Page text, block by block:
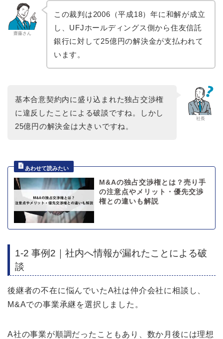
齋藤さん
この裁判は2006（平成18）年に和解が成立
し、UFJホールディングス側から住友信託
銀行に対して25億円の解決金が支払われて
います。
社長
基本合意契約内に盛り込まれた独占交渉権
に違反したことによる破談ですね。しかし
25億円の解決金は大きいですね。
M&Aの独占交渉権とは？売り手
の注意点やメリット・優先交渉
権との違いも解説
1-2 事例2｜社内へ情報が漏れたことによる破
談
後継者の不在に悩んでいたA社は仲介会社に相談し、
M&Aでの事業承継を選択しました。
A社の事業が順調だったこともあり、数か月後には理想